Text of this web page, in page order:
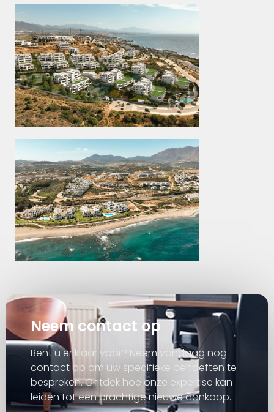
Neem contact op
Bent u er klaar voor? Neem vandaag nog
contact op om uw specifieke behoeften te
bespreken. Ontdek hoe onze expertise kan
leiden tot een prachtige nieuwe aankoop.